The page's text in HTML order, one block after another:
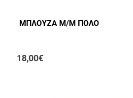
ΜΠΛΟΥΖΑ Μ/Μ ΠΟΛΟ
18,00€